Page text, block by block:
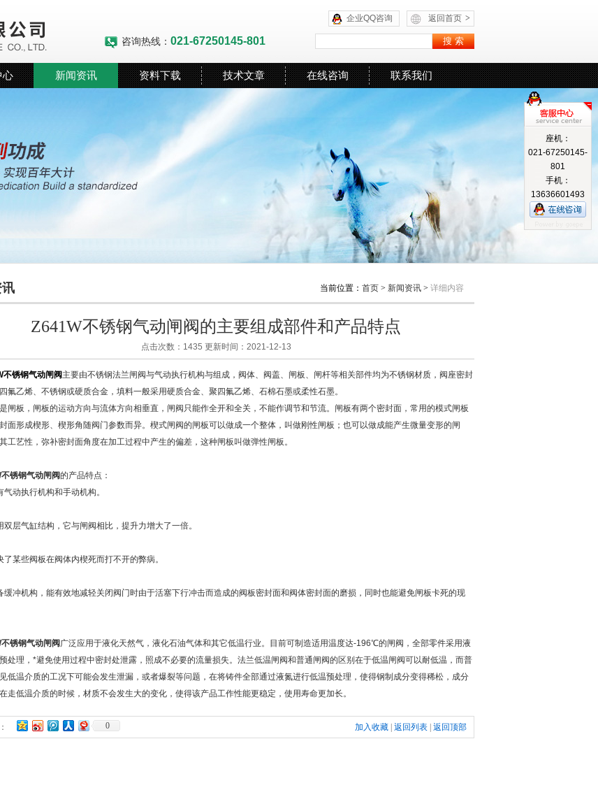
返回首页 >
企业QQ咨询
咨询热线： 021-67250145-801
心 新闻资讯 资料下载 技术文章 在线咨询 联系我们
当前位置： 首页 > 新闻资讯 > 详细内容
Z641W不锈钢气动闸阀的主要组成部件和产品特点
点击次数：1435 更新时间：2021-12-13
不锈钢气动闸阀 主要由不锈钢法兰闸阀与气动执行机构与组成，阀体、阀盖、闸板、闸杆等相关部件均为不锈钢材质，阀座密封
氟乙烯、不锈钢或硬质合金，填料一般采用硬质合金、聚四氟乙烯、石棉石墨或柔性石墨。
板，闸板的运动方向与流体方向相垂直，闸阀只能作全开和全关，不能作调节和节流。闸板有两个密封面，常用的模式闸板
面形成楔形、楔形角随阀门参数而异。楔式闸阀的闸板可以做成一个整体，叫做刚性闸板；也可以做成能产生微量变形的闸
工艺性，弥补密封面角度在加工过程中产生的偏差，这种闸板叫做弹性闸板。
锈钢气动闸阀的产品特点：
动执行机构和手动机构。
气缸结构，它与闸阀相比，提升力增大了一倍。
些阀板在阀体内楔死而打不开的弊病。
机构，能有效地减轻关闭阀门时由于活塞下行冲击而造成的阀板密封面和阀体密封面的磨损，同时也能避免闸板卡死的现
锈钢气动闸阀 广泛应用于液化天然气，液化石油气体和其它低温行业。目前可制造适用温度达-196℃的闸阀，全部零件采用液
处理，*避免使用过程中密封处泄露，照成不必要的流量损失。法兰低温闸阀和普通闸阀的区别在于低温闸阀可以耐低温，而普
低温介质的工况下可能会发生泄漏，或者爆裂等问题，在将铸件全部通过液氮进行低温预处理，使得钢制成分变得稀松，成分
走低温介质的时候，材质不会发生大的变化，使得该产品工作性能更稳定，使用寿命更加长。
0 加入收藏 返回列表 返回顶部
座机：
021-67250145-
801
手机：
13636601493